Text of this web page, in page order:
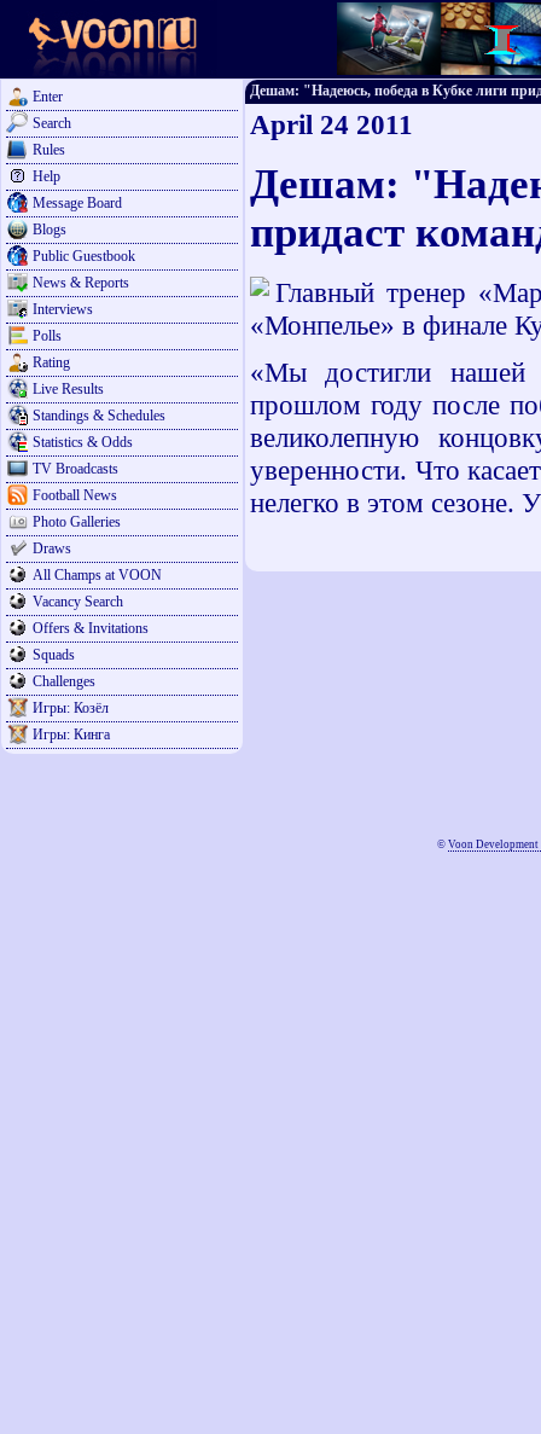
Enter
Search
Rules
Help
Message Board
Blogs
Public Guestbook
News & Reports
Interviews
Polls
Rating
Live Results
Standings & Schedules
Statistics & Odds
TV Broadcasts
Football News
Photo Galleries
Draws
All Champs at VOON
Vacancy Search
Offers & Invitations
Squads
Challenges
Игры: Козёл
Игры: Кинга
Дешам: "Надеюсь, победа в Кубке лиги
April 24 2011
Дешам:
придаст
Главный тренер
«Монпелье» в финале
«Мы достигли
прошлом году после
великолепную
уверенности. Что
нелегко в этом сезоне.
© Voon Development